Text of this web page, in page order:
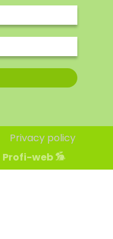
Privacy policy
Profi-web